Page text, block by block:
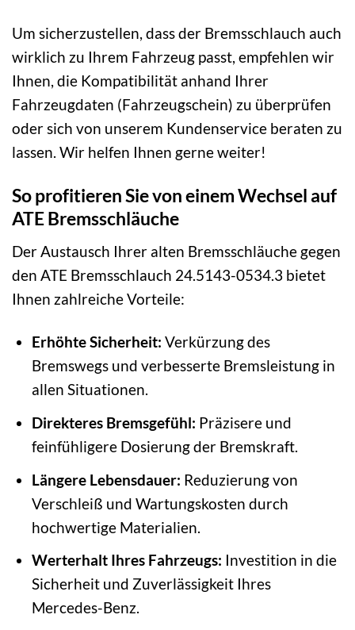
Um sicherzustellen, dass der Bremsschlauch auch
wirklich zu Ihrem Fahrzeug passt, empfehlen wir
Ihnen, die Kompatibilität anhand Ihrer
Fahrzeugdaten (Fahrzeugschein) zu überprüfen
oder sich von unserem Kundenservice beraten zu
lassen. Wir helfen Ihnen gerne weiter!
So profitieren Sie von einem Wechsel auf
ATE Bremsschläuche
Der Austausch Ihrer alten Bremsschläuche gegen
den ATE Bremsschlauch 24.5143-0534.3 bietet
Ihnen zahlreiche Vorteile:
Erhöhte Sicherheit: Verkürzung des
Bremswegs und verbesserte Bremsleistung in
allen Situationen.
Direkteres Bremsgefühl: Präzisere und
feinfühligere Dosierung der Bremskraft.
Längere Lebensdauer: Reduzierung von
Verschleiß und Wartungskosten durch
hochwertige Materialien.
Werterhalt Ihres Fahrzeugs: Investition in die
Sicherheit und Zuverlässigkeit Ihres
Mercedes-Benz.